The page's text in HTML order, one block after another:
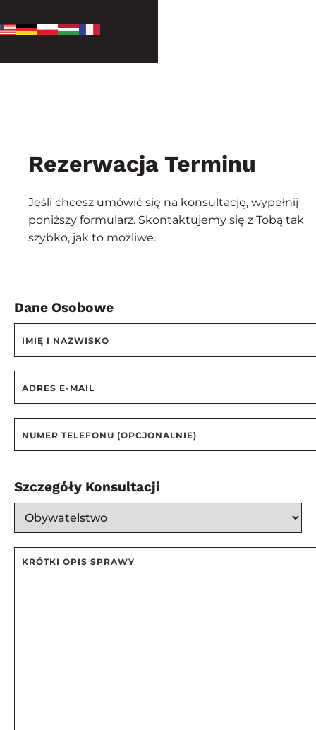
Rezerwacja Terminu
Jeśli chcesz umówić się na konsultację, wypełnij
poniższy formularz. Skontaktujemy się z Tobą tak
szybko, jak to możliwe.
Dane Osobowe
Szczegóły Konsultacji